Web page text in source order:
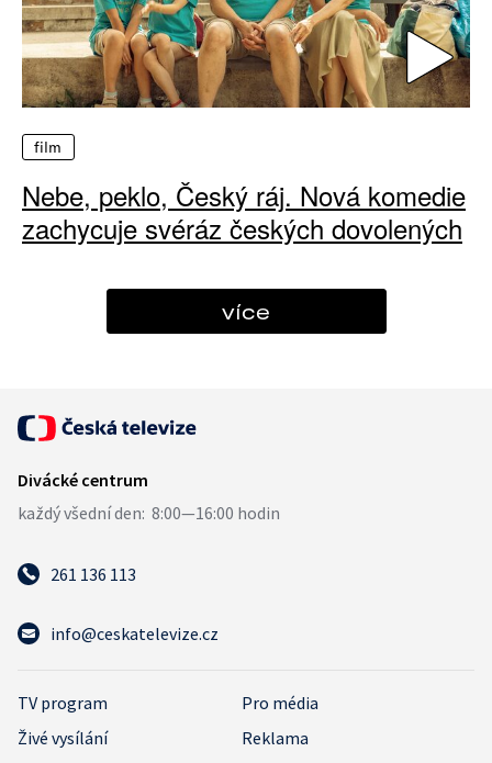
film
Nebe, peklo, Český ráj. Nová komedie
zachycuje svéráz českých dovolených
více
261 136 113
info@ceskatelevize.cz
TV program
Pro média
Živé vysílání
Reklama